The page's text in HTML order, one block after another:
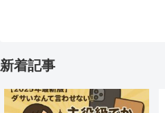
新着記事